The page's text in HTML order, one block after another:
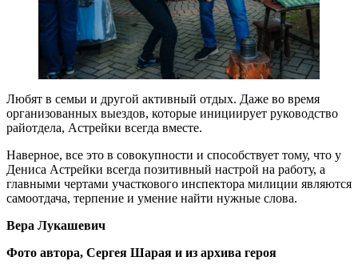
Любят в семьи и другой активный отдых. Даже во время
организованных выездов, которые инициирует руководство
райотдела, Астрейки всегда вместе.
Наверное, все это в совокупности и способствует тому, что у
Дениса Астрейки всегда позитивный настрой на работу, а
главными чертами участкового инспектора милиции являются
самоотдача, терпение и умение найти нужные слова.
Вера Лукашевич
Фото автора, Сергея Шарая и из архива героя